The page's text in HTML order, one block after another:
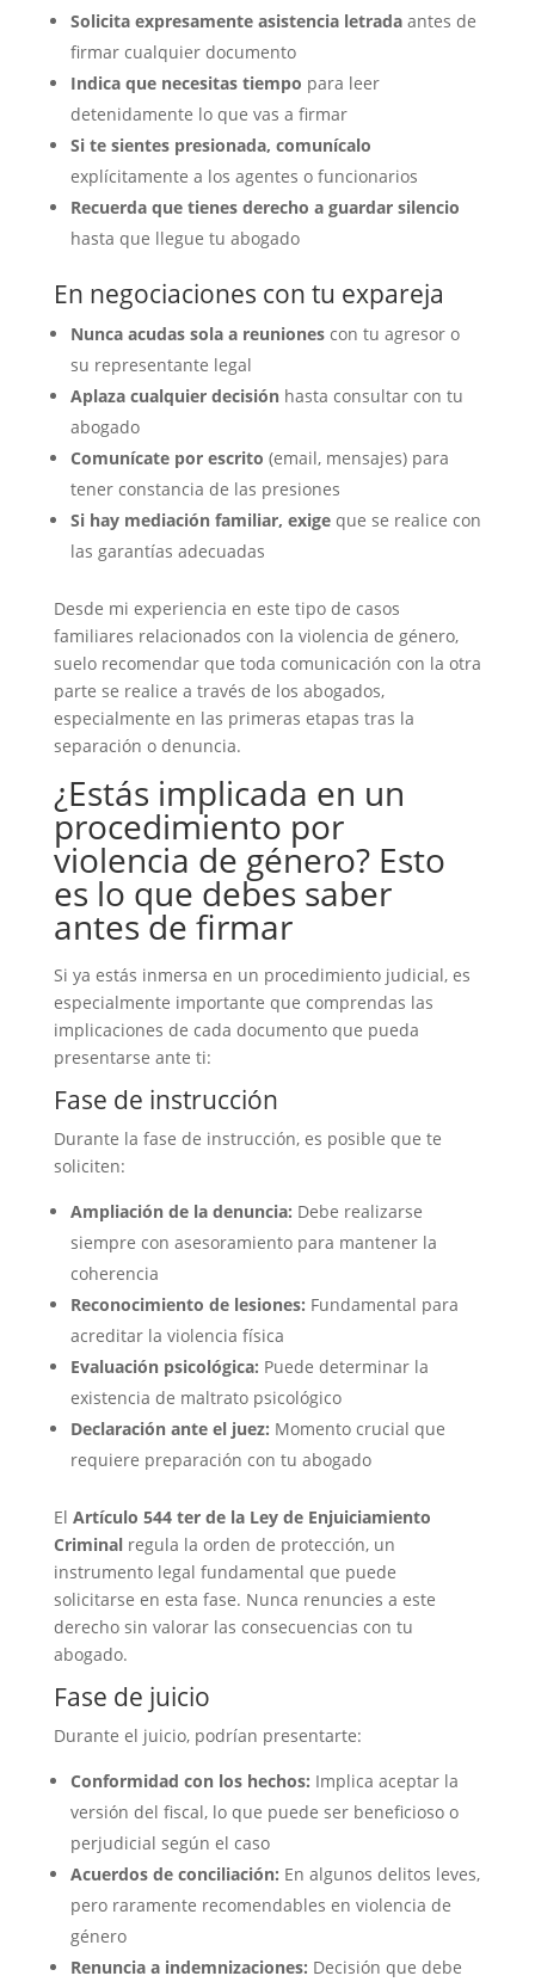
Solicita expresamente asistencia letradaantes de
firmar cualquier documento
Indica que necesitas tiempo para leer
detenidamente lo que vas a firmar
Si te sientes presionada, comunícalo
explícitamente a los agentes o funcionarios
Recuerda que tienes derecho a guardar silencio
hasta que llegue tu abogado
En negociaciones con tu expareja
Nunca acudas sola a reunionescon tu agresor o
su representante legal
Aplaza cualquier decisiónhasta consultar con tu
abogado
Comunícate por escrito (email, mensajes) para
tener constancia de las presiones
Si hay mediación familiar, exigeque se realice con
las garantías adecuadas
Desde mi experiencia en este tipo de casos
familiares relacionados con la violencia de género,
suelo recomendar que toda comunicación con la otra
parte se realice a través de los abogados,
especialmente en las primeras etapas tras la
separación o denuncia.
¿Estás implicada en un
procedimiento por
violencia de género? Esto
es lo que debes saber
antes de firmar
Si ya estás inmersa en un procedimiento judicial, es
especialmente importante que comprendas las
implicaciones de cada documento que pueda
presentarse ante ti:
Fase de instrucción
Durante la fase de instrucción, es posible que te
soliciten:
Ampliación de la denuncia: Debe realizarse
siempre con asesoramiento para mantener la
coherencia
Reconocimiento de lesiones: Fundamental para
acreditar la violencia física
Evaluación psicológica: Puede determinar la
existencia de maltrato psicológico
Declaración ante el juez: Momento crucial que
requiere preparación con tu abogado
El Artículo 544 ter de la Ley de Enjuiciamiento
Criminalregula la orden de protección, un
instrumento legal fundamental que puede
solicitarse en esta fase. Nunca renuncies a este
derecho sin valorar las consecuencias con tu
abogado.
Fase de juicio
Durante el juicio, podrían presentarte:
Conformidad con los hechos: Implica aceptar la
versión del fiscal, lo que puede ser beneficioso o
perjudicial según el caso
Acuerdos de conciliación: En algunos delitos leves,
pero raramente recomendables en violencia de
género
Renuncia a indemnizaciones: Decisión que debe